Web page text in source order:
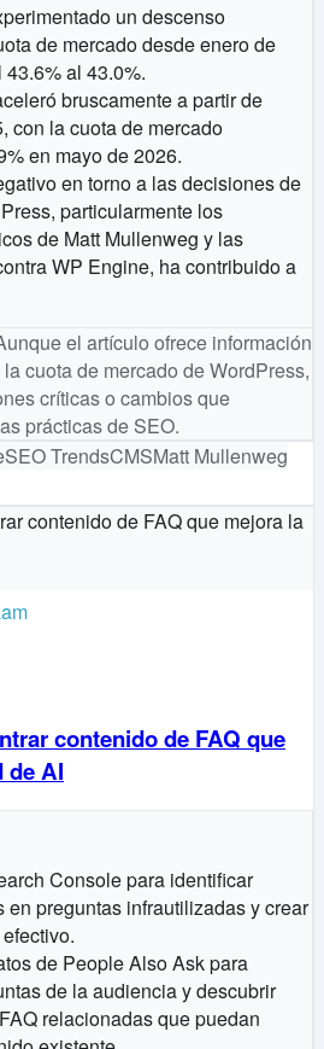
un descenso
de mercado desde enero de
al 43.0%.
bruscamente a partir de
con la cuota de mercado
en mayo de 2026.
en torno a las decisiones de
particularmente los
de Matt Mullenweg y las
WP Engine, ha contribuido a
el artículo ofrece información
cuota de mercado de WordPress,
críticas o cambios que
prácticas de SEO.
SEO TrendsCMSMatt Mullenweg
contenido de FAQ que
de AI
Console para identificar
en preguntas infrautilizadas y crear
de People Also Ask para
de la audiencia y descubrir
relacionadas que puedan